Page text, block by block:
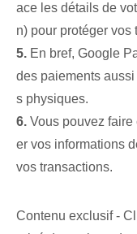
ace les détails de
n) pour protéger vos
5. En bref, Google
des paiements
s physiques.
6. Vous pouvez
er vos informations
vos transactions.
Contenu exclusif -